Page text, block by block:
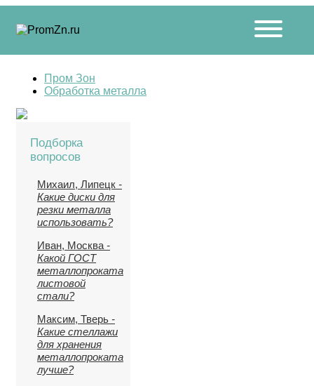
Пром Зон
Обработка металла
Подборка
вопросов
Михаил, Липецк -
Какие диски для
резки металла
использовать?
Иван, Москва -
Какой ГОСТ
металлопроката
листовой
стали?
Максим, Тверь -
Какие стеллажи
для хранения
металлопроката
лучше?